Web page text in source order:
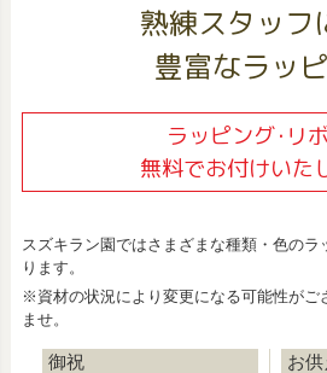
熟練スタッフ
豊富なラッ
ラッピング･リ
無料でお付けいた
スズキラン園ではさまざまな種類・色の
ります。
※資材の状況により変更になる可能性がご
ませ。
御祝 お供